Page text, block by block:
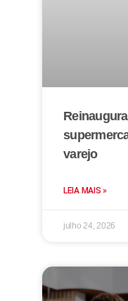
varejo
LEIA MAIS »
julho 24, 2026